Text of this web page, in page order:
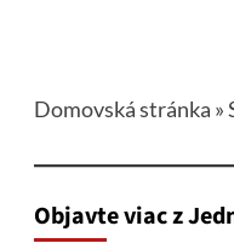
Domovská stránka »
Objavte viac z